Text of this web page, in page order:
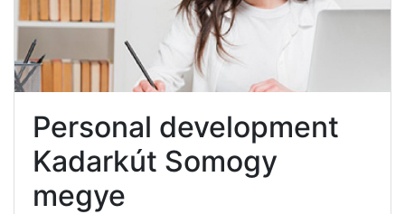
Personal development
Kadarkút Somogy
megye